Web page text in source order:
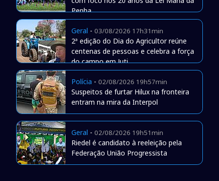
Penha
Geral - 03/08/2026 17h31min
2ª edição do Dia do Agricultor reúne
centenas de pessoas e celebra a força
do campo em Juti
Polícia - 02/08/2026 19h57min
Suspeitos de furtar Hilux na fronteira
entram na mira da Interpol
Geral - 02/08/2026 19h51min
Riedel é candidato à reeleição pela
Federação União Progressista